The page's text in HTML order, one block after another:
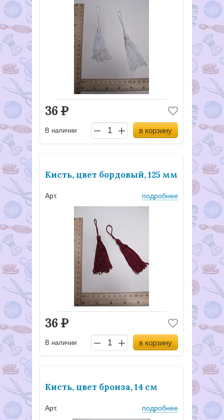
36 Р
В наличии в корзину
Кисть, цвет бордовый, 125 мм
Арт. подробнее
36 Р
В наличии в корзину
Кисть, цвет бронза, 14 см
Арт. подробнее